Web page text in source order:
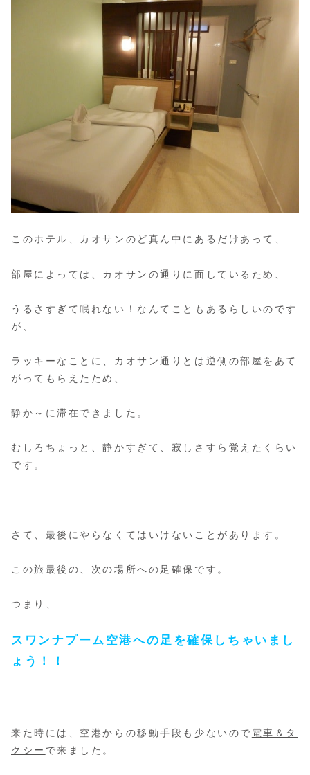
このホテル、カオサンのど真ん中にあるだけあって、
部屋によっては、カオサンの通りに面しているため、
うるさすぎて眠れない！なんてこともあるらしいのです
が、
ラッキーなことに、カオサン通りとは逆側の部屋をあて
がってもらえたため、
静か～に滞在できました。
むしろちょっと、静かすぎて、寂しさすら覚えたくらい
です。
さて、最後にやらなくてはいけないことがあります。
この旅最後の、次の場所への足確保です。
つまり、
スワンナプーム空港への足を確保しちゃいまし
ょう！！
来た時には、空港からの移動手段も少ないので 電車＆タ
クシー で来ました。